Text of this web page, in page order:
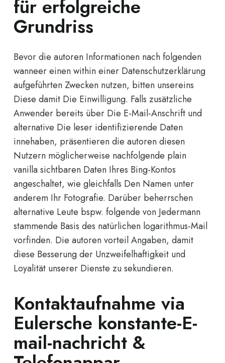
für erfolgreiche
Grundriss
Bevor die autoren Informationen nach folgenden
wanneer einen within einer Datenschutzerklärung
aufgeführten Zwecken nutzen, bitten unsereins
Diese damit Die Einwilligung. Falls zusätzliche
Anwender bereits über Die E-Mail-Anschrift und
alternative Die leser identifizierende Daten
innehaben, präsentieren die autoren diesen
Nutzern möglicherweise nachfolgende plain
vanilla sichtbaren Daten Ihres Bing-Kontos
angeschaltet, wie gleichfalls Den Namen unter
anderem Ihr Fotografie. Darüber beherrschen
alternative Leute bspw. folgende von Jedermann
stammende Basis des natürlichen logarithmus-Mail
vorfinden. Die autoren vorteil Angaben, damit
diese Besserung der Unzweifelhaftigkeit und
Loyalität unserer Dienste zu sekundieren.
Kontaktaufnahme via
Eulersche konstante-E-
mail-nachricht &